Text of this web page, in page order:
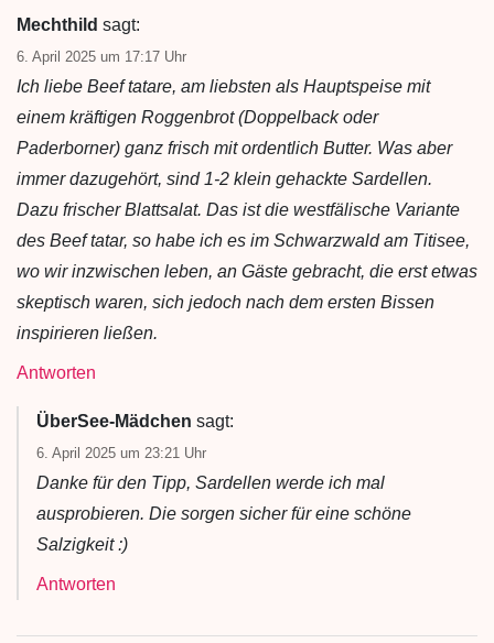
Mechthild sagt:
6. April 2025 um 17:17 Uhr
Ich liebe Beef tatare, am liebsten als Hauptspeise mit
einem kräftigen Roggenbrot (Doppelback oder
Paderborner) ganz frisch mit ordentlich Butter. Was aber
immer dazugehört, sind 1-2 klein gehackte Sardellen.
Dazu frischer Blattsalat. Das ist die westfälische Variante
des Beef tatar, so habe ich es im Schwarzwald am Titisee,
wo wir inzwischen leben, an Gäste gebracht, die erst etwas
skeptisch waren, sich jedoch nach dem ersten Bissen
inspirieren ließen.
Antworten
ÜberSee-Mädchen sagt:
6. April 2025 um 23:21 Uhr
Danke für den Tipp, Sardellen werde ich mal
ausprobieren. Die sorgen sicher für eine schöne
Salzigkeit :)
Antworten